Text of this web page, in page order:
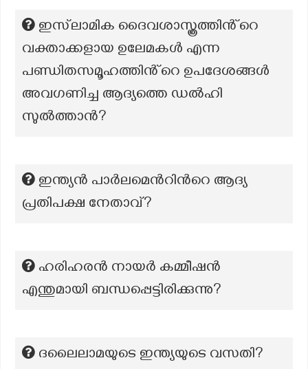
ഇസ്‌ലാമിക ദൈവശാസ്ത്രത്തിൻ്റെ
വക്താക്കളായ ഉലേമകൾ എന്ന
പണ്ഡിതസമൂഹത്തിൻ്റെ ഉപദേശങ്ങൾ
അവഗണിച്ച ആദ്യത്തെ ഡൽഹി
സുൽത്താൻ?
ഇന്ത്യന്‍ പാര്‍ലമെന്‍റിന്‍റെ ആദ്യ
പ്രതിപക്ഷ നേതാവ്?
ഹരിഹരൻ നായർ കമ്മീഷൻ
എന്തുമായി ബന്ധപ്പെട്ടിരിക്കുന്നു?
ദലൈലാമയുടെ ഇന്ത്യയുടെ വസതി?